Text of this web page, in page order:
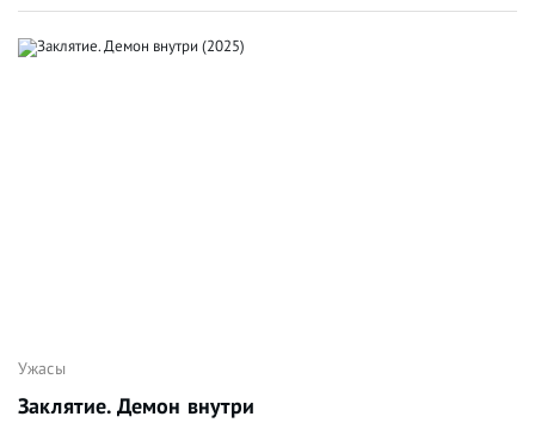
Ужасы
Заклятие. Демон внутри